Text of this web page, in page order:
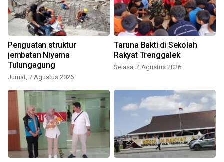
Penguatan struktur
jembatan Niyama
Tulungagung
Jumat, 7 Agustus 2026
Taruna Bakti di Sekolah
Rakyat Trenggalek
Selasa, 4 Agustus 2026